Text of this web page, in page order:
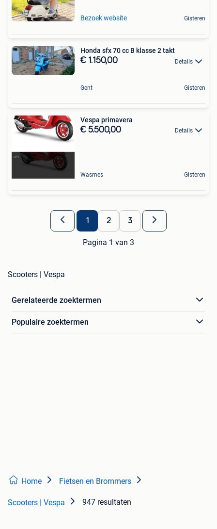
Bezoek website Gisteren
Honda sfx 70 cc B klasse 2 takt
€ 1.150,00 Details
Gent Gisteren
Vespa primavera
€ 5.500,00 Details
Wasmes Gisteren
1 2 3
Pagina 1 van 3
Scooters | Vespa
Gerelateerde zoektermen
Populaire zoektermen
Home Fietsen en Brommers
Scooters | Vespa 947 resultaten